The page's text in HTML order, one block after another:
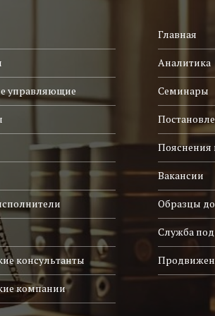
управляющие
консультанты
компании
Главная
Аналитика
Семинары
Пояснения
Вакансии
Образцы
Служба